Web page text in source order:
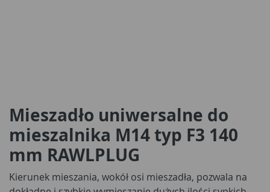
Mieszadło uniwersalne do
mieszalnika M14 typ F3 140
mm RAWLPLUG
Kierunek mieszania, wokół osi mieszadła, pozwala na